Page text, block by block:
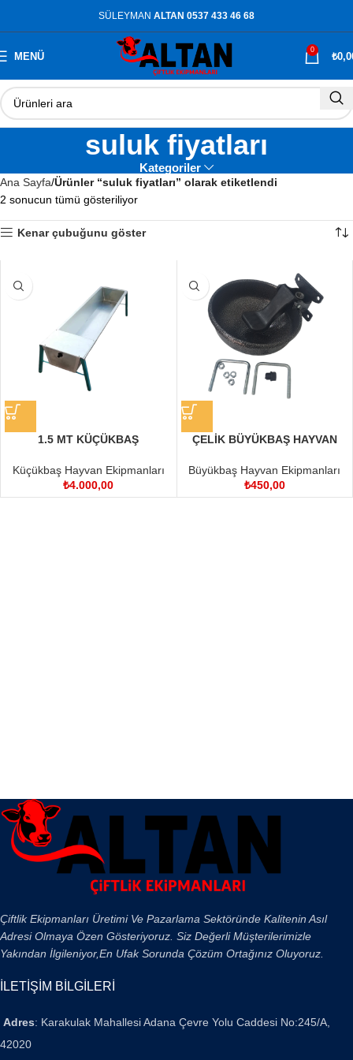
SÜLEYMAN ALTAN 0537 433 46 68
MENÜ
0
₺
suluk fiyatları
Kategoriler
Ana Sayfa Ürünler “suluk fiyatları” olarak etiketlendi
2 sonucun tümü gösteriliyor
Kenar çubuğunu göster
1.5 MT KÜÇÜKBAŞ
Küçükbaş Hayvan Ekipmanları
₺4.000,00
ÇELİK BÜYÜKBAŞ HAYVAN
Büyükbaş Hayvan Ekipmanları
₺450,00
Çiftlik Ekipmanları Üretimi Ve Pazarlama Sektöründe Kalitenin Asıl
Adresi Olmaya Özen Gösteriyoruz. Siz Değerli Müşterilerimizle
Yakından İlgileniyor,En Ufak Sorunda Çözüm Ortağınız Oluyoruz.
İLETİŞİM BİLGİLERİ
Adres: Karakulak Mahallesi Adana Çevre Yolu Caddesi No:245/A,
42020